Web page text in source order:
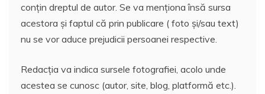
conțin dreptul de autor. Se va menționa însă sursa
acestora și faptul că prin publicare ( foto și/sau text)
nu se vor aduce prejudicii persoanei respective.
Redacția va indica sursele fotografiei, acolo unde
acestea se cunosc (autor, site, blog, platformă etc.).